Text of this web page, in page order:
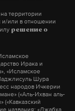
министр
и
заявил,
территории
и/или в отношении
решение о
Ирака и
«Исламское
Шура
народов Ичкерии
(«Аль-Ихван аль-
(«Кавказский
названия: «Джабха